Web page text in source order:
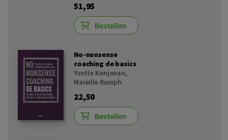
51,95
Bestellen
No-nonsense
coaching de basics
Yvette Konjanan,
Marielle Rumph
22,50
Bestellen